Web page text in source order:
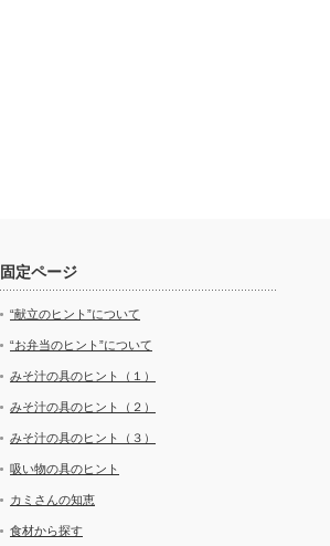
固定ページ
“献立のヒント”について
“お弁当のヒント”について
みそ汁の具のヒント（１）
みそ汁の具のヒント（２）
みそ汁の具のヒント（３）
吸い物の具のヒント
カミさんの知恵
食材から探す